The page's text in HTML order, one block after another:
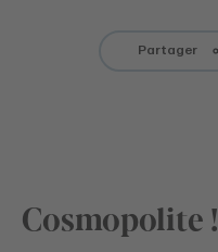
Partager
Cosmopolite !